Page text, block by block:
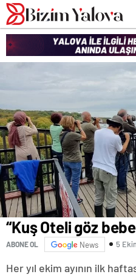
romabet
romabet
romabet
deneme
bonusu
veren
siteler
“Kuş Oteli göz
ABONE OL News 5
Her yıl ekim ayının ilk